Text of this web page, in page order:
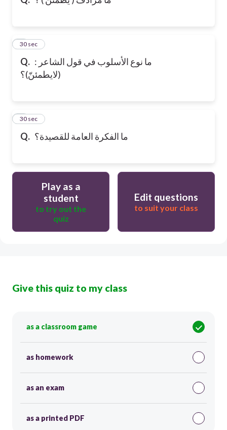
Q. ما نوع الأسلوب في قول الشاعر :
2
30 sec
Q. ما الفكرة العامة للقصيدة؟
3
30 sec
Play as a
student
to try out the
quiz
Edit questions
to suit your class
Give this quiz to my class
as a classroom game
as homework
as an exam
as a printed PDF